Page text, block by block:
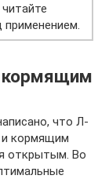
применением.
кормящим
что Л-
и кормящим
открытым. Во